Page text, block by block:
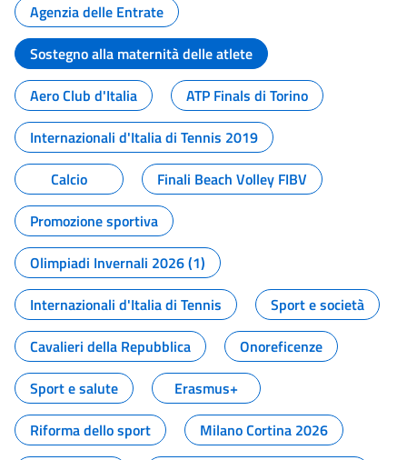
Agenzia delle Entrate
Sostegno alla maternità delle atlete
Aero Club d'Italia
ATP Finals di Torino
Internazionali d'Italia di Tennis 2019
Calcio
Finali Beach Volley FIBV
Promozione sportiva
Olimpiadi Invernali 2026 (1)
Internazionali d'Italia di Tennis
Sport e società
Cavalieri della Repubblica
Onoreficenze
Sport e salute
Erasmus+
Riforma dello sport
Milano Cortina 2026